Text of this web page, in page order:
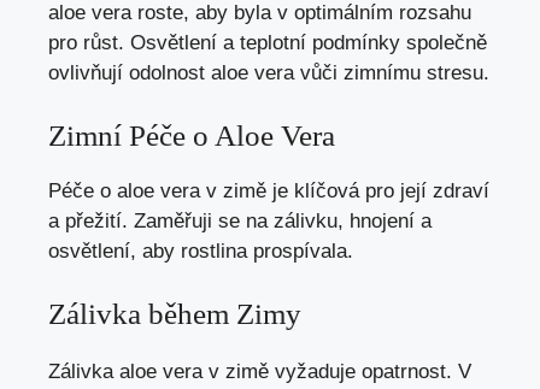
aloe vera roste, aby byla v optimálním rozsahu
pro růst. Osvětlení a teplotní podmínky společně
ovlivňují odolnost aloe vera vůči zimnímu stresu.
Zimní Péče o Aloe Vera
Péče o aloe vera v zimě je klíčová pro její zdraví
a přežití. Zaměřuji se na zálivku, hnojení a
osvětlení, aby rostlina prospívala.
Zálivka během Zimy
Zálivka aloe vera v zimě vyžaduje opatrnost. V